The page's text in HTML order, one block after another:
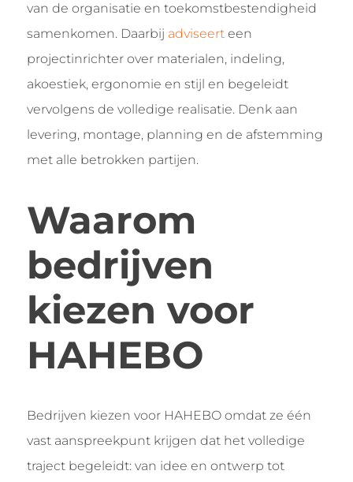
van de organisatie en toekomstbestendigheid
samenkomen. Daarbij adviseert een
projectinrichter over materialen, indeling,
akoestiek, ergonomie en stijl en begeleidt
vervolgens de volledige realisatie. Denk aan
levering, montage, planning en de afstemming
met alle betrokken partijen.
Waarom
bedrijven
kiezen voor
HAHEBO
Bedrijven kiezen voor HAHEBO omdat ze één
vast aanspreekpunt krijgen dat het volledige
traject begeleidt: van idee en ontwerp tot